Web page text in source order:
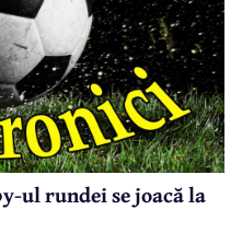
ul rundei se joacă la